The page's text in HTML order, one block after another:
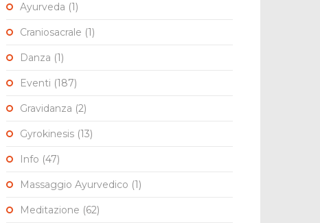
Ayurveda (1)
Craniosacrale (1)
Danza (1)
Eventi (187)
Gravidanza (2)
Gyrokinesis (13)
Info (47)
Massaggio Ayurvedico (1)
Meditazione (62)